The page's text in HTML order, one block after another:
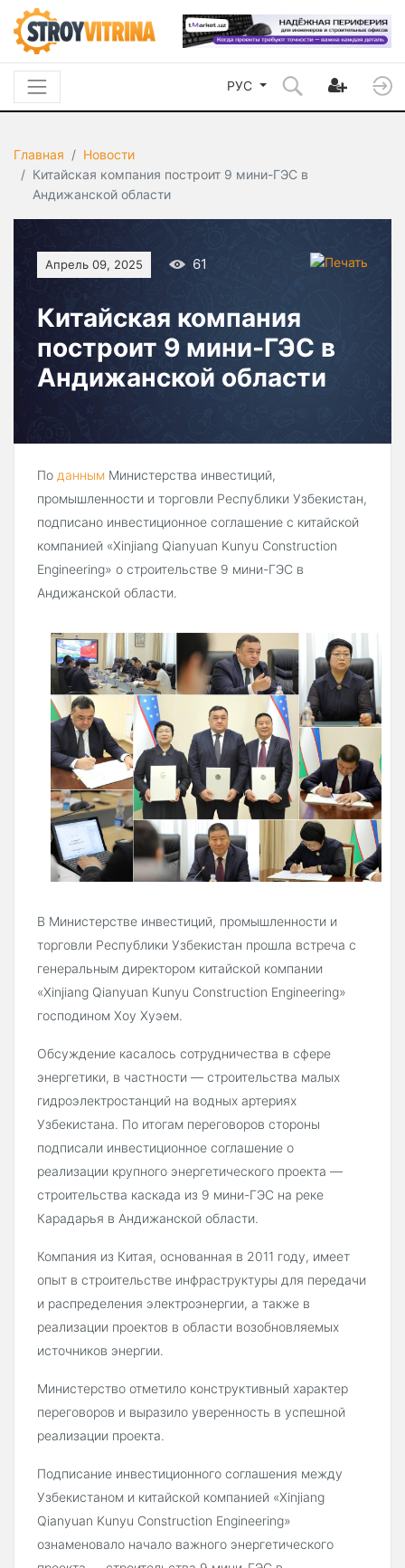
РУС
Главная
Новости
Китайская компания построит 9 мини-ГЭС в
Андижанской области
Апрель 09, 2025 61
Китайская компания
построит 9 мини-ГЭС в
Андижанской области
По данным Министерства инвестиций,
промышленности и торговли Республики Узбекистан,
подписано инвестиционное соглашение с китайской
компанией «Xinjiang Qianyuan Kunyu Construction
Engineering» о строительстве 9 мини-ГЭС в
Андижанской области.
В Министерстве инвестиций, промышленности и
торговли Республики Узбекистан прошла встреча с
генеральным директором китайской компании
«Xinjiang Qianyuan Kunyu Construction Engineering»
господином Хоу Хуэем.
Обсуждение касалось сотрудничества в сфере
энергетики, в частности — строительства малых
гидроэлектростанций на водных артериях
Узбекистана. По итогам переговоров стороны
подписали инвестиционное соглашение о
реализации крупного энергетического проекта —
строительства каскада из 9 мини-ГЭС на реке
Карадарья в Андижанской области.
Компания из Китая, основанная в 2011 году, имеет
опыт в строительстве инфраструктуры для передачи
и распределения электроэнергии, а также в
реализации проектов в области возобновляемых
источников энергии.
Министерство отметило конструктивный характер
переговоров и выразило уверенность в успешной
реализации проекта.
Подписание инвестиционного соглашения между
Узбекистаном и китайской компанией «Xinjiang
Qianyuan Kunyu Construction Engineering»
ознаменовало начало важного энергетического